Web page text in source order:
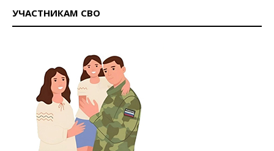
УЧАСТНИКАМ СВО